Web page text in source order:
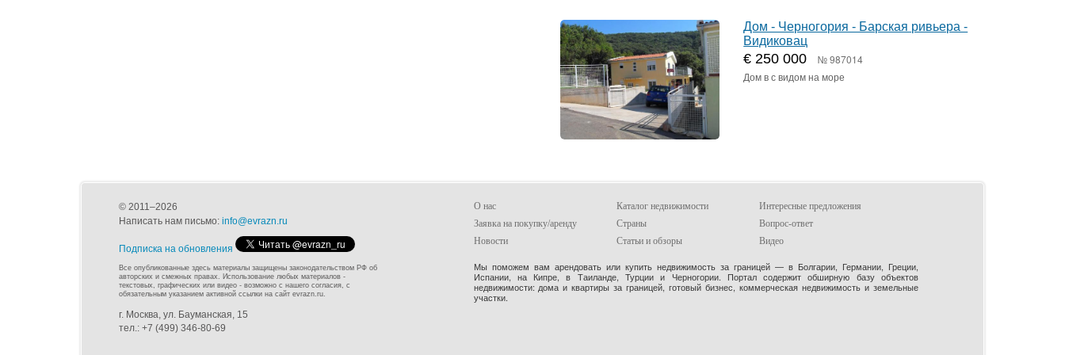
Дом - Черногория - Барская ривьера -
Видиковац
€ 250 000 № 987014
Дом в с видом на море
© 2011–2026
Написать нам письмо: info@evrazn.ru
Подписка на обновления
Все опубликованные здесь материалы защищены законодательством РФ об
авторских и смежных правах. Использование любых материалов -
текстовых, графических или видео - возможно с нашего согласия, с
обязательным указанием активной ссылки на сайт evrazn.ru.
г. Москва, ул. Бауманская, 15
тел.: +7 (499) 346-80-69
О нас Каталог недвижимости
Интересные предложения
Заявка на покупку/аренду
Страны
Вопрос-ответ
Новости
Статьи и обзоры Видео
Мы поможем вам арендовать или купить недвижимость за границей — в Болгарии, Германии, Греции,
Испании, на Кипре, в Таиланде, Турции и Черногории. Портал содержит обширную базу объектов
недвижимости: дома и квартиры за границей, готовый бизнес, коммерческая недвижимость и земельные
участки.